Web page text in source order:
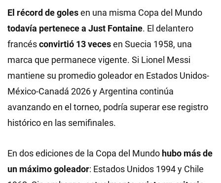
El récord de golesen una misma Copa del Mundo
todavía pertenece a Just Fontaine. El delantero
francésconvirtió 13 vecesen Suecia 1958, una
marca que permanece vigente. Si Lionel Messi
mantiene su promedio goleador en Estados Unidos-
México-Canadá 2026 y Argentina continúa
avanzando en el torneo, podría superar ese registro
histórico en las semifinales.
En dos ediciones de la Copa del Mundo hubo más de
un máximo goleador: Estados Unidos 1994 y Chile